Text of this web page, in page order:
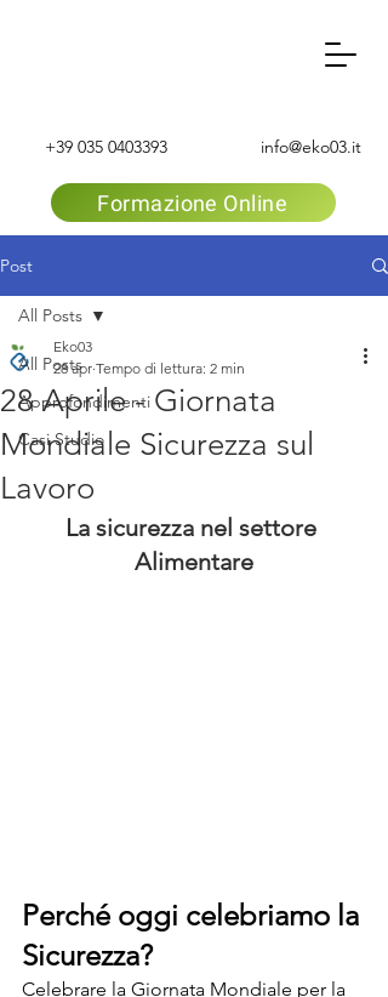
+39 035 0403393 info@eko03.it
Formazione Online
Post
All Posts
Approfondimenti
Casi Studio
All Posts
28 Aprile - Giornata
Mondiale Sicurezza sul
Lavoro
Eko03
28 apr Tempo di lettura: 2 min
La sicurezza nel settore
Alimentare
Perché oggi celebriamo la
Sicurezza?
Celebrare la Giornata Mondiale per la